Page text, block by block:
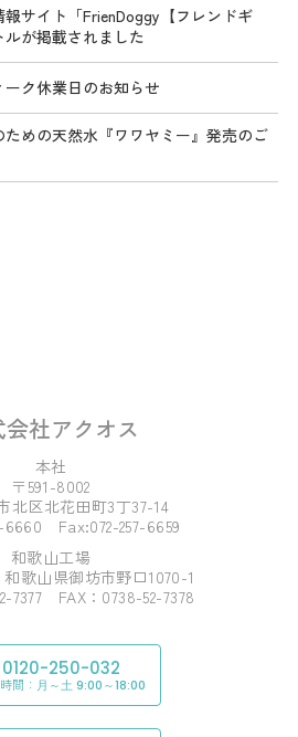
サイト「FrienDoggy【フレンドギ
が掲載されました
ク休業日のお知らせ
ための天然水『ワワヤミー』発売のご
社アクオス
本社
〒591-8002
北区北花田町3丁37-14
6660 Fax:072-257-6659
和歌山工場
歌山県御坊市野口1070-1
7377 FAX：0738-52-7378
0120-250-032
間： 月～土 9:00～18:00